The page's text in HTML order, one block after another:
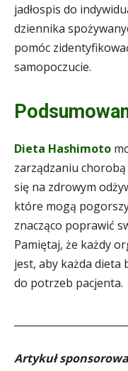
jadłospis do
dziennika
pomóc
samopoczucie.
Dieta Hashimoto
zarządzaniu
się na zdrowym
które mogą
znacząco poprawić
Pamiętaj, że każdy
jest, aby każda dieta
do potrzeb pacjenta.
Artykuł